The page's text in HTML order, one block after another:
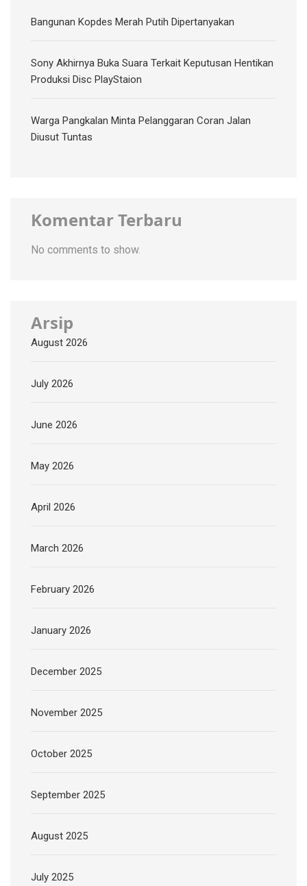
Bangunan Kopdes Merah Putih Dipertanyakan
Sony Akhirnya Buka Suara Terkait Keputusan Hentikan
Produksi Disc PlayStaion
Warga Pangkalan Minta Pelanggaran Coran Jalan
Diusut Tuntas
Komentar Terbaru
No comments to show.
Arsip
August 2026
July 2026
June 2026
May 2026
April 2026
March 2026
February 2026
January 2026
December 2025
November 2025
October 2025
September 2025
August 2025
July 2025